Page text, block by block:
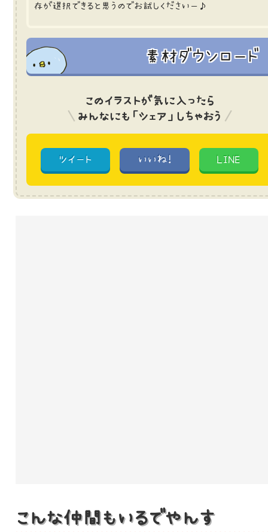
存が選択できると思うのでお試しくださいー♪
素材ダウンロード
このイラストが気に入ったら
みんなにも「シェア」しちゃおう
ツイート いいね! LINE
こんな仲間もいるでやんす